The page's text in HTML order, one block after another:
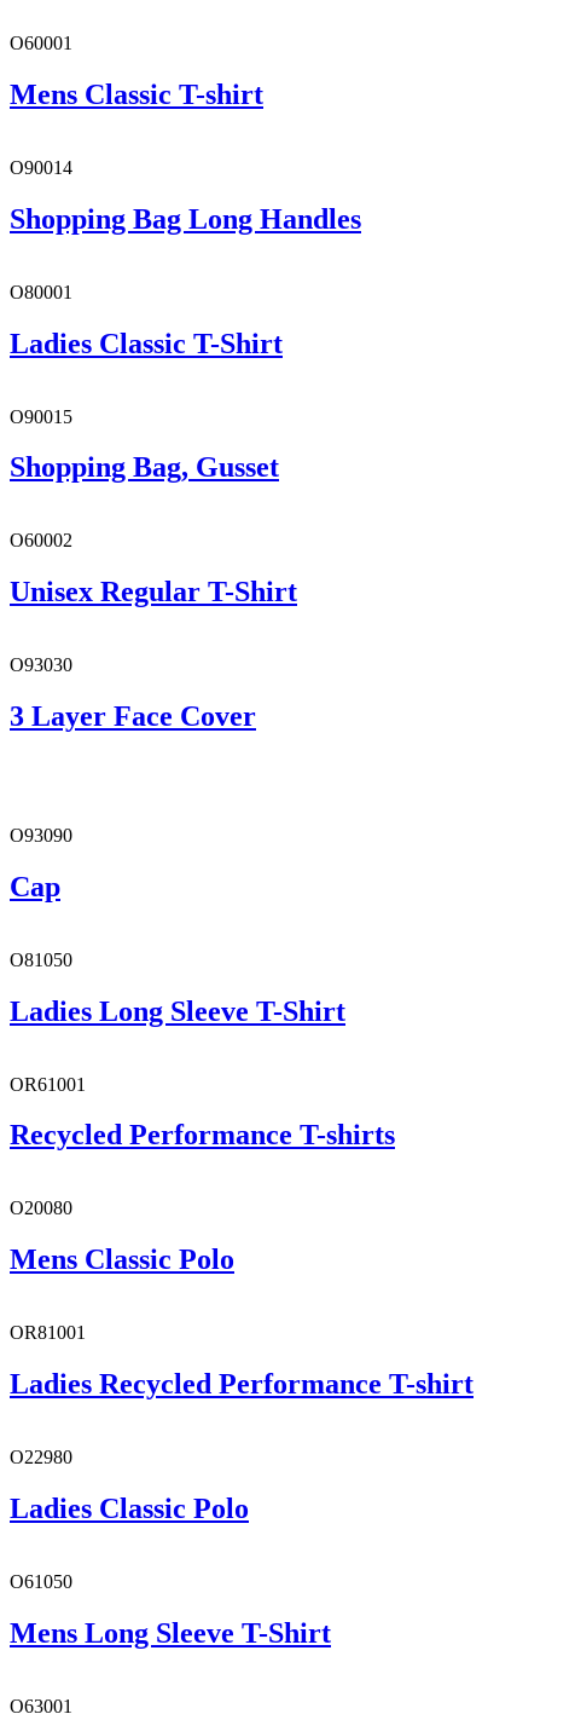
O60001
Mens Classic T-shirt
O90014
Shopping Bag Long Handles
O80001
Ladies Classic T-Shirt
O90015
Shopping Bag, Gusset
O60002
Unisex Regular T-Shirt
O93030
3 Layer Face Cover
O93090
Cap
O81050
Ladies Long Sleeve T-Shirt
OR61001
Recycled Performance T-shirts
O20080
Mens Classic Polo
OR81001
Ladies Recycled Performance T-shirt
O22980
Ladies Classic Polo
O61050
Mens Long Sleeve T-Shirt
O63001